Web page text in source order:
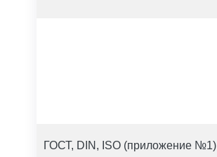
ГОСТ, DIN, ISO (приложение №1)